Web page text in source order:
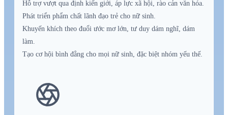
Hỗ trợ vượt qua định kiến giới, áp lực xã hội, rào cản văn hóa.
Phát triển phẩm chất lãnh đạo trẻ cho nữ sinh.
Khuyến khích theo đuổi ước mơ lớn, tư duy dám nghĩ, dám
làm.
Tạo cơ hội bình đẳng cho mọi nữ sinh, đặc biệt nhóm yếu thế.